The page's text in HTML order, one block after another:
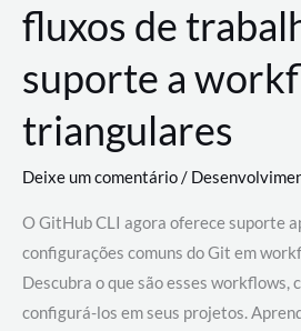
fluxos de
suporte a
triangulares
Deixe um comentário/
O GitHub CLI agora oferece suporte
configurações comuns do Git em
Descubra o que são esses workflows,
configurá-los em seus projetos.